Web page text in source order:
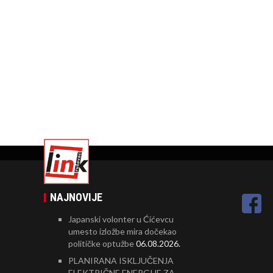
NAJNOVIJE
Japanski volonter u Ćićevcu
umesto izložbe mira dočekao
političke optužbe06.08.2026.
PLANIRANA ISKLJUČENJA